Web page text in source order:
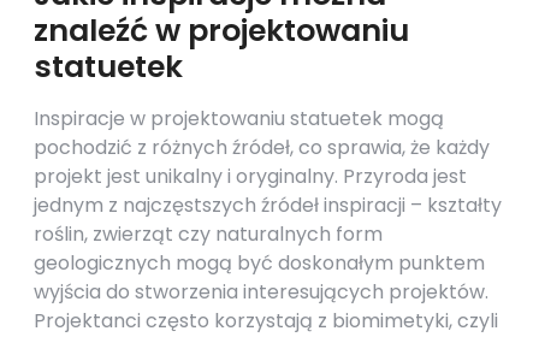
znaleźć w projektowaniu
statuetek
Inspiracje w projektowaniu statuetek mogą
pochodzić z różnych źródeł, co sprawia, że każdy
projekt jest unikalny i oryginalny. Przyroda jest
jednym z najczęstszych źródeł inspiracji – kształty
roślin, zwierząt czy naturalnych form
geologicznych mogą być doskonałym punktem
wyjścia do stworzenia interesujących projektów.
Projektanci często korzystają z biomimetyki, czyli